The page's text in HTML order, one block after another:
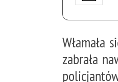
Włamała
zabrała